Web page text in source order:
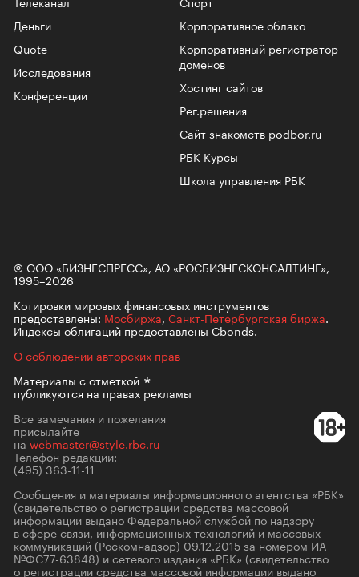
Корпоративное облако
Корпоративный регистратор
доменов
Хостинг сайтов
Рег.решения
Сайт знакомств podbor.ru
РБК Курсы
Школа управления РБК
Деньги
Quote
Исследования
Конференции
© ООО «БИЗНЕСПРЕСС», АО «РОСБИЗНЕСКОНСАЛТИНГ»,
1995–2026
Котировки мировых финансовых инструментов
предоставлены: Мосбиржа, Санкт-Петербургская биржа.
Индексы облигаций предоставлены Cbonds.
О соблюдении авторских прав
Материалы сотметкой
публикуются на правах рекламы
Все замечания и пожелания
присылайте
на webmaster@style.rbc.ru
Телефон редакции:
(495) 363-11-11
Сообщения и материалы информационного агентства «РБК»
(свидетельство о регистрации средства массовой
информации выдано Федеральной службой по надзору
в сфере связи, информационных технологий и массовых
коммуникаций (Роскомнадзор) 09.12.2015 за номером ИА
№ФС77-63848) и сетевого издания «РБК» (свидетельство
о регистрации средства массовой информации выдано